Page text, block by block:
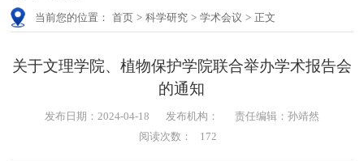
当前您的位置： 首页 > 科学研究 > 学术会议 > 正文
关于文理学院、植物保护学院联合举办学术报告会
的通知
发布日期：2024-04-18 发布机构：
责任编辑：孙靖然
阅读次数：
172